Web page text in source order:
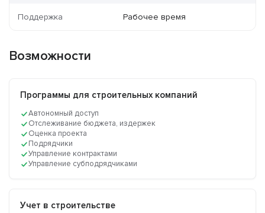
Поддержка Рабочее время
Возможности
Программы для строительных компаний
Автономный доступ
Отслеживание бюджета, издержек
Оценка проекта
Подрядчики
Управление контрактами
Управление субподрядчиками
Учет в строительстве